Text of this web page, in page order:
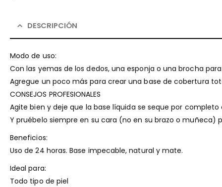
DESCRIPCIÓN
Modo de uso:
Con las yemas de los dedos, una esponja o una brocha
Agregue un poco más para crear una base de cobertura
CONSEJOS PROFESIONALES
Agite bien y deje que la base líquida se seque por
Y pruébelo siempre en su cara (no en su brazo o muñeca)
Beneficios:
Uso de 24 horas. Base impecable, natural y mate.
Ideal para:
Todo tipo de piel